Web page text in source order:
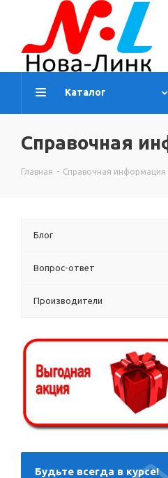
Каталог
Справочная
Главная - Справочная информация
Блог
Вопрос-ответ
Производители
Будьте всегда в курсе!